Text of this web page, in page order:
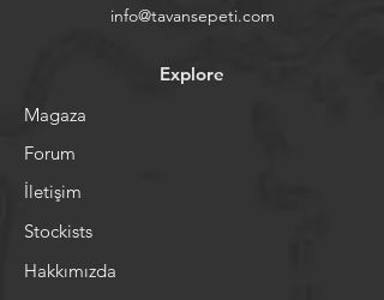
info@tavansepeti.com
Explore
Magaza
Forum
İletişim
Stockists
Hakkımızda